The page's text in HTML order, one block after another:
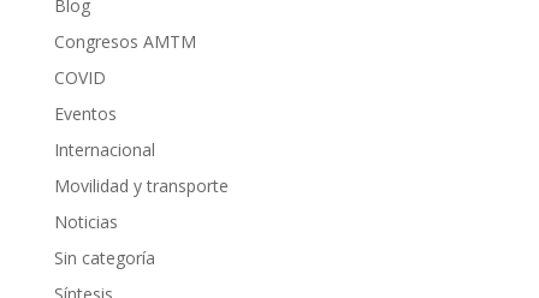
Blog
Congresos AMTM
COVID
Eventos
Internacional
Movilidad y transporte
Noticias
Sin categoría